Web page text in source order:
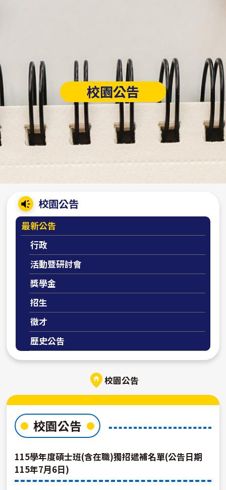
校園公告
校園公告
最新公告
行政
活動暨研討會
獎學金
招生
徵才
歷史公告
校園公告
校園公告
115學年度碩士班(含在職)獨招遞補名單(公告日期
115年7月6日)